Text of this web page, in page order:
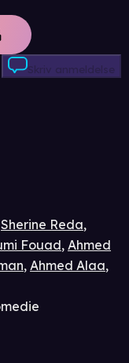
Skriv anmeldelse
Sherine Reda,
Fouad, Ahmed
, Ahmed Alaa,